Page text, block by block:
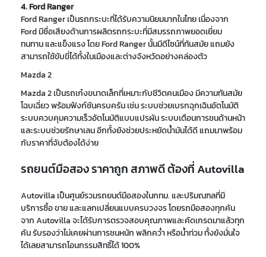
4. Ford Ranger
Ford Ranger เป็นรถกระบะที่ได้รับความนิยมมากในไทย เนื่องจาก
Ford มีชื่อเสียงด้านการผลิตรถกระบะที่มีสมรรถภาพยอดเยี่ยม
ทนทาน และแข็งแรง โดย Ford Ranger นั้นมีดีไซน์ที่ทันสมัย แถมยัง
สามารถใช้ขับขี่ได้ทั้งในเมืองและต่างจังหวัดอย่างคล่องตัว
Mazda 2
Mazda 2 เป็นรถเก๋งขนาดเล็กที่เหมาะกับชีวิตคนเมือง มีความทันสมัย
โฉบเฉี่ยว พร้อมฟังก์ชันครบครัน เช่น ระบบช่วยเบรกฉุกเฉินอัตโนมัติ
ระบบควบคุมความเร็วอัตโนมัติแบบแปรผัน ระบบเตือนการชนด้านหน้า
และระบบช่วยรักษาเลน อีกทั้งยังช่วยประหยัดน้ำมันได้ดี แถมมาพร้อม
กับราคาที่จับต้องได้ง่าย
รถยนต์มือสอง ราคาถูก สภาพดี ต้องที่ Autovilla
Autovilla เป็นศูนย์รวมรถยนต์มือสองในกทม. และปริมณฑลที่มี
บริการซื้อ ขาย และแลกเปลี่ยนแบบครบวงจร โดยรถมือสองทุกคัน
จาก Autovilla จะได้รับการตรวจสอบคุณภาพและคัดเกรดมาแล้วทุก
คัน รับรองว่าไม่เคยผ่านการชนหนัก พลิกคว่ำ หรือน้ำท่วม ทั้งยังมั่นใจ
ได้เลยสามารถโอนกรรมสิทธิ์ได้ 100%